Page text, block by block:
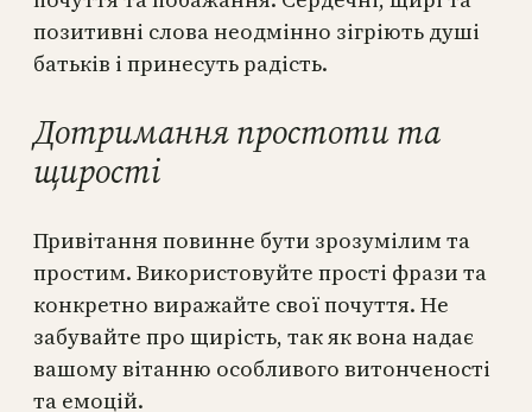
позитивні слова неодмінно зігріють душі
батьків і принесуть радість.
Дотримання простоти та
щирості
Привітання повинне бути зрозумілим та
простим. Використовуйте прості фрази та
конкретно виражайте свої почуття. Не
забувайте про щирість, так як вона надає
вашому вітанню особливого витонченості
та емоцій.